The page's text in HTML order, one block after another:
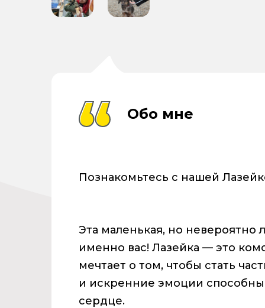
Обо мне
Познакомьтесь с нашей
Эта маленькая, но невероятно
именно вас! Лазейка — это
мечтает о том, чтобы стать
и искренние эмоции
сердце.